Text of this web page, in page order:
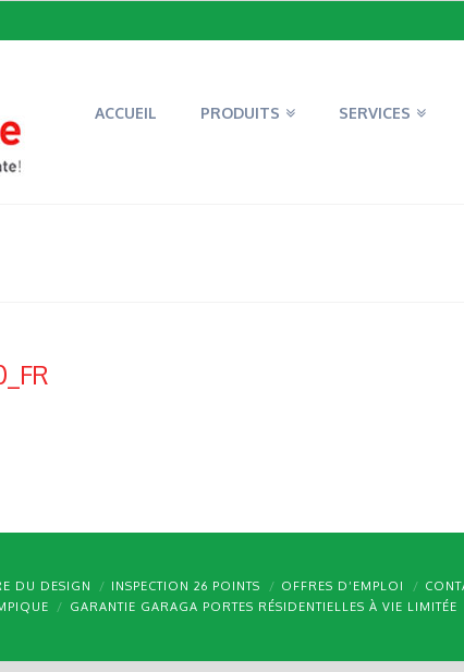
ACCUEIL PRODUITS SERVICES
DU DESIGN INSPECTION 26 POINTS OFFRES D’EMPLOI
GARANTIE GARAGA PORTES RÉSIDENTIELLES À VIE LIMITÉE